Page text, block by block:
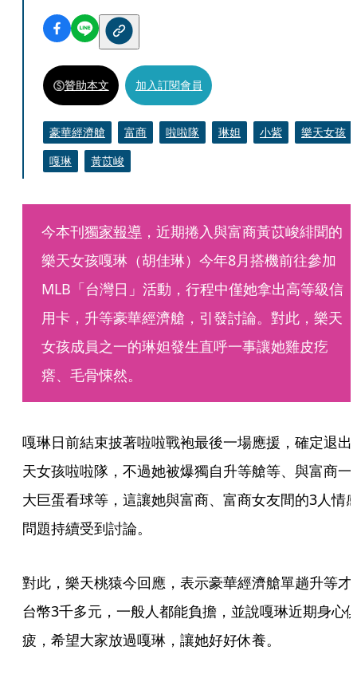
贊助本文 加入訂閱會員
豪華經濟艙 富商 啦啦隊 琳妲 小紫
樂天女孩
嘎琳
黃苡峻
今本刊獨家報導 ，近期捲入與富商黃苡峻緋聞的
樂天女孩嘎琳（胡佳琳）今年8月搭機前往參加
MLB「台灣日」活動，行程中僅她拿出高等級信
用卡，升等豪華經濟艙，引發討論。對此，樂天
女孩成員之一的琳妲發生直呼一事讓她雞皮疙
瘩、毛骨悚然。
嘎琳日前結束披著啦啦戰袍最後一場應援，確定退出
天女孩啦啦隊，不過她被爆獨自升等艙等、與富商一
大巨蛋看球等，這讓她與富商、富商女友間的3人情
問題持續受到討論。
對此，樂天桃猿今回應，表示豪華經濟艙單趟升等才
台幣3千多元，一般人都能負擔，並說嘎琳近期身心
疲，希望大家放過嘎琳，讓她好好休養。